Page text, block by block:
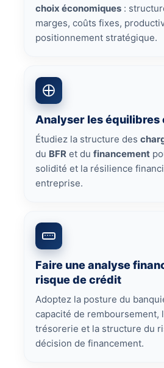
choix économiques :
marges, coûts fixes,
positionnement stratégique.
Analyser les équilibres
Étudiez la structure des
du BFR et du financement
solidité et la résilience
entreprise.
Faire une analyse
risque de crédit
Adoptez la posture du
capacité de remboursement,
trésorerie et la structure du
décision de financement.